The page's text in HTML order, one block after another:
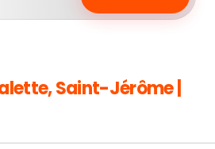
Saint-Jérôme |